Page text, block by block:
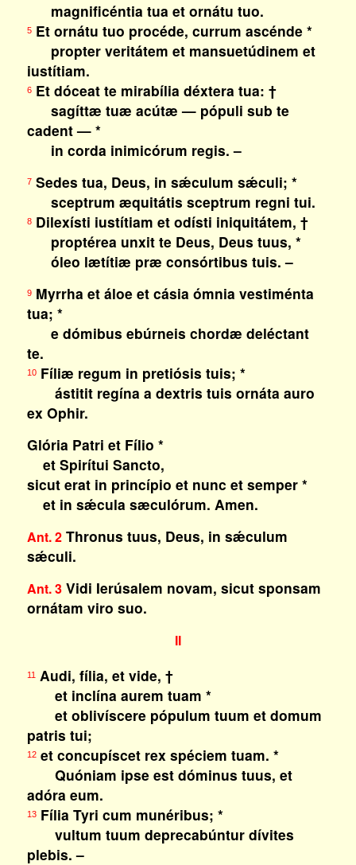
magnificéntia tua et ornátu tuo.
5Et ornátu tuo procéde, currum ascénde *
propter veritátem et mansuetúdinem et
iustítiam.
6Et dóceat te mirabília déxtera tua: †
sagíttæ tuæ acútæ — pópuli sub te
cadent — *
in corda inimicórum regis. –
7Sedes tua, Deus, in sǽculum sǽculi; *
sceptrum æquitátis sceptrum regni tui.
8Dilexísti iustítiam et odísti iniquitátem, †
proptérea unxit te Deus, Deus tuus, *
óleo lætítiæ præ consórtibus tuis. –
9Myrrha et áloe et cásia ómnia vestiménta
tua; *
e dómibus ebúrneis chordæ deléctant
te.
10Fíliæ regum in pretiósis tuis; *
ástitit regína a dextris tuis ornáta auro
ex Ophir.
Glória Patri et Fílio *
et Spirítui Sancto,
sicut erat in princípio et nunc et semper *
et in sǽcula sæculórum. Amen.
Ant. 2Thronus tuus, Deus, in sǽculum
sǽculi.
Ant. 3Vidi Ierúsalem novam, sicut sponsam
ornátam viro suo.
II
11Audi, fília, et vide, †
et inclína aurem tuam *
et oblivíscere pópulum tuum et domum
patris tui;
12et concupíscet rex spéciem tuam. *
Quóniam ipse est dóminus tuus, et
adóra eum.
13Fília Tyri cum munéribus; *
vultum tuum deprecabúntur dívites
plebis. –